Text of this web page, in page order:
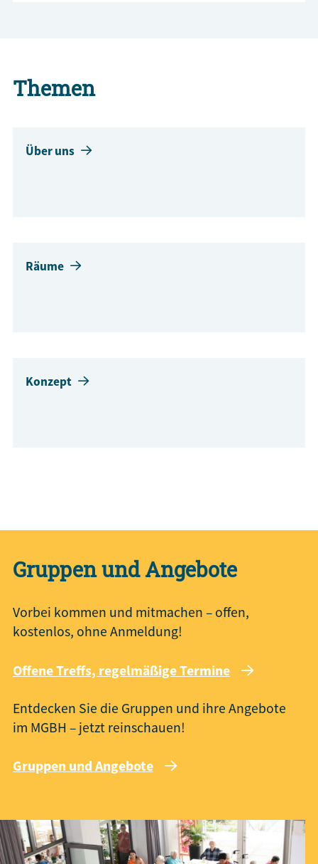
Themen
Über uns
Räume
Konzept
Gruppen und Angebote
Vorbei kommen und mitmachen – offen,
kostenlos, ohne Anmeldung!
Offene Treffs, regelmäßige Termine
Entdecken Sie die Gruppen und ihre Angebote
im MGBH – jetzt reinschauen!
Gruppen und Angebote